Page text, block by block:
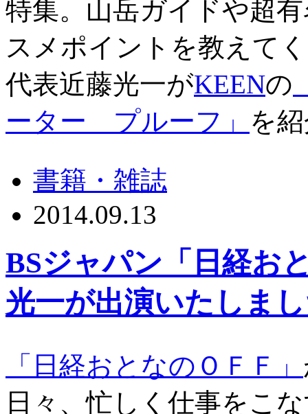
特集。山岳ガイドや超
スメポイントを教えて
代表近藤光一がKEENの
ーター プルーフ」 を
書籍・雑誌
2014.09.13
BSジャパン「日経お
光一が出演いたしま
「日経おとなのＯＦＦ」
日々、忙しく仕事をこ